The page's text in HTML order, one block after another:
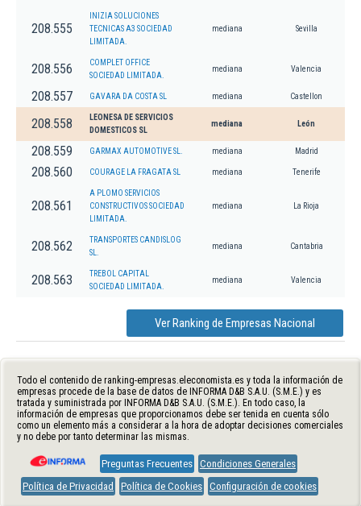
208.555
INIZIA SOLUCIONES
TECNICAS A3 SOCIEDAD
LIMITADA.
mediana Sevilla
208.556
COMPLET OFFICE
SOCIEDAD LIMITADA.
mediana Valencia
208.557 GAVARA DA COSTA SL mediana Castellon
208.558
LEONESA DE SERVICIOS
DOMESTICOS SL
mediana León
208.559 GARMAX AUTOMOTIVE SL. mediana Madrid
208.560 COURAGE LA FRAGATA SL mediana Tenerife
208.561
A PLOMO SERVICIOS
CONSTRUCTIVOS SOCIEDAD
LIMITADA.
mediana La Rioja
208.562
TRANSPORTES CANDISLOG
SL.
mediana Cantabria
208.563
TREBOL CAPITAL
SOCIEDAD LIMITADA.
mediana Valencia
Ver Ranking de Empresas Nacional
Todo el contenido de ranking-empresas.eleconomista.es y toda la información de
empresas procede de la base de datos de INFORMA D&B S.A.U. (S.M.E.) y es
tratada y suministrada por INFORMA D&B S.A.U. (S.M.E.). En todo caso, la
información de empresas que proporcionamos debe ser tenida en cuenta sólo
como un elemento más a considerar a la hora de adoptar decisiones comerciales
y no debe por tanto determinar las mismas.
Preguntas Frecuentes Condiciones Generales
Política de Privacidad
Política de Cookies Configuración de cookies